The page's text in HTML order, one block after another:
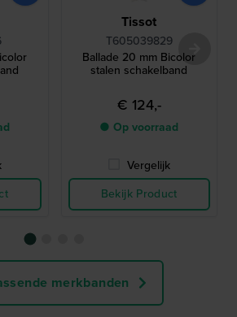
Tissot
T605039829
Ballade 20 mm Bicolor
stalen schakelband
€ 124,-
● Op voorraad
Vergelijk
Bekijk Product
merkbanden